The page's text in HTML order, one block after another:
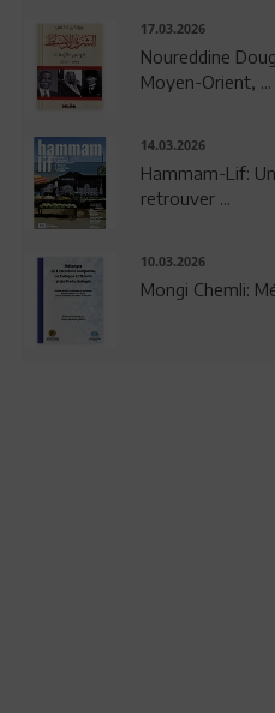
17.03.2026
Noureddine
Moyen-Orient, ...
14.03.2026
Hammam-Lif:
retrouver ...
10.03.2026
Mongi Chemli: